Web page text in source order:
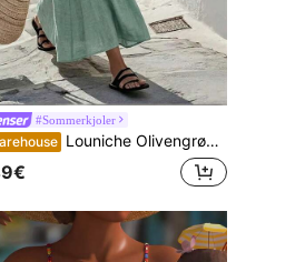
#Sommerkjoler
Louniche Olivengrøn ærmeløs damekjole med krydset taljedesign, minimalistisk stil der viser elegance, velegnet til hverdagsbrug, eftermiddagste, afslappede sammenkomster og let forretningspendling